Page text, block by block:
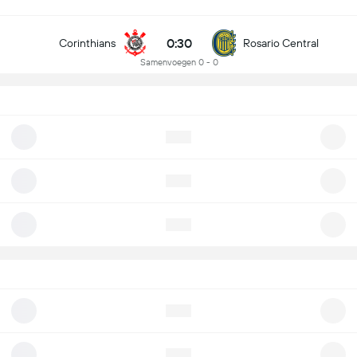
Corinthians 0:30
Samenvoegen 0 - 0
Rosario Central